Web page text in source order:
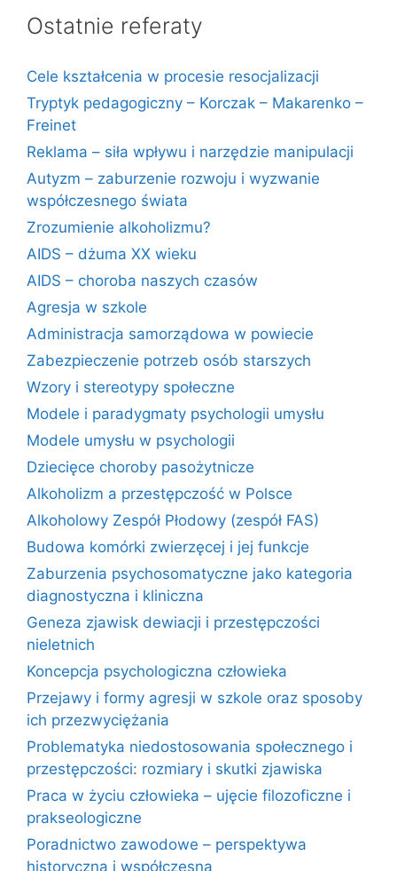
Ostatnie referaty
Cele kształcenia w procesie resocjalizacji
Tryptyk pedagogiczny – Korczak – Makarenko –
Freinet
Reklama – siła wpływu i narzędzie manipulacji
Autyzm – zaburzenie rozwoju i wyzwanie
współczesnego świata
Zrozumienie alkoholizmu?
AIDS – dżuma XX wieku
AIDS – choroba naszych czasów
Agresja w szkole
Administracja samorządowa w powiecie
Zabezpieczenie potrzeb osób starszych
Wzory i stereotypy społeczne
Modele i paradygmaty psychologii umysłu
Modele umysłu w psychologii
Dziecięce choroby pasożytnicze
Alkoholizm a przestępczość w Polsce
Alkoholowy Zespół Płodowy (zespół FAS)
Budowa komórki zwierzęcej i jej funkcje
Zaburzenia psychosomatyczne jako kategoria
diagnostyczna i kliniczna
Geneza zjawisk dewiacji i przestępczości
nieletnich
Koncepcja psychologiczna człowieka
Przejawy i formy agresji w szkole oraz sposoby
ich przezwyciężania
Problematyka niedostosowania społecznego i
przestępczości: rozmiary i skutki zjawiska
Praca w życiu człowieka – ujęcie filozoficzne i
prakseologiczne
Poradnictwo zawodowe – perspektywa
historyczna i współczesna